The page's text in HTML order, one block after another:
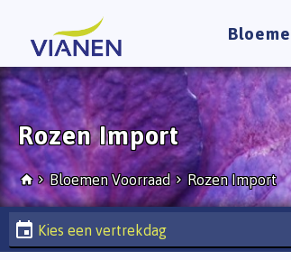
Rozen Import
Bloemen Voorraad Rozen Import
Kies een vertrekdag